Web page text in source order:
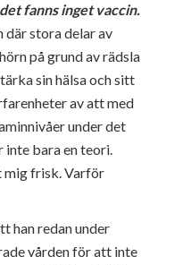
fanns inget vaccin.
där stora delar av
på grund av rädsla
sin hälsa och sitt
av att med
under det
bara en teori.
mig frisk. Varför
han redan under
vården för att inte